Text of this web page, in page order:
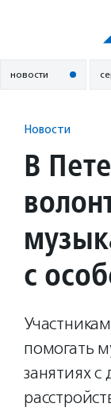
новости
Новости
В
с
помогать
занятиях